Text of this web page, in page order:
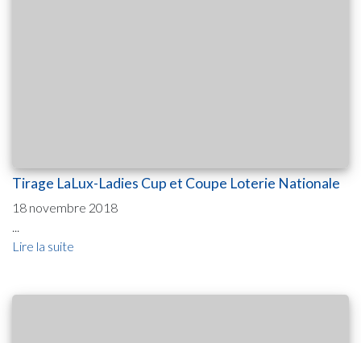
Tirage LaLux-Ladies Cup et Coupe Loterie Nationale
18 novembre 2018
...
Lire la suite